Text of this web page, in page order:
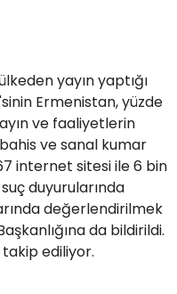
yayın yaptığı
Ermenistan, yüzde
ve faaliyetlerin
bahis ve sanal kumar
internet sitesi ile 6 bin
duyurularında
değerlendirilmek
da bildirildi.
ediliyor.